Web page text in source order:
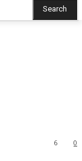
Search
0
6